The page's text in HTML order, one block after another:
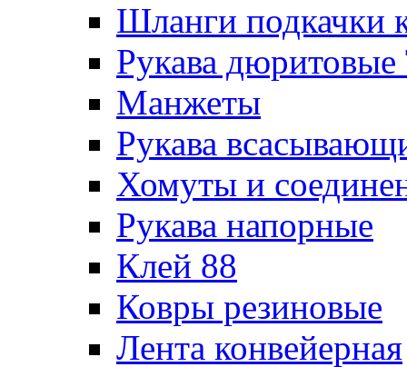
Шланги подкачки
Рукава
Манжеты
Рукава
Хомуты и
Рукава напорные
Клей 88
Ковры резиновые
Лента конвейерная